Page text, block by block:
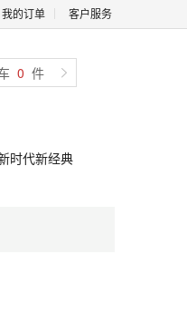
我的订单 客户服务
0 件
时代新经典